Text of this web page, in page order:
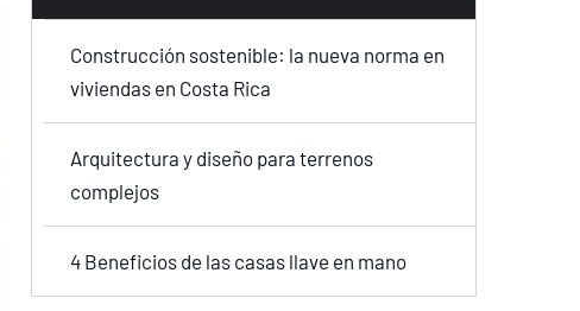
Construcción sostenible: la nueva norma en
viviendas en Costa Rica
Arquitectura y diseño para terrenos
complejos
4 Beneficios de las casas llave en mano